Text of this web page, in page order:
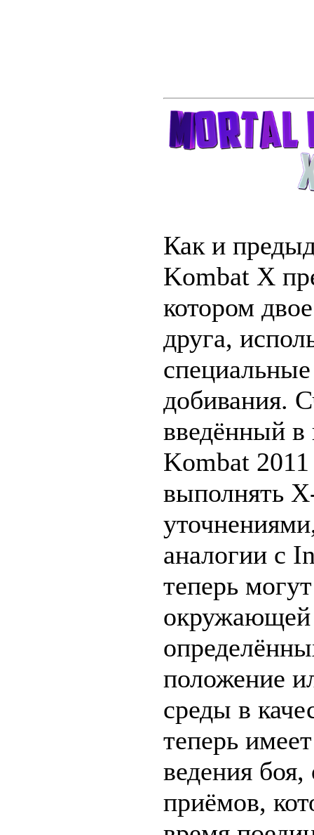
Как и
Kombat X
котором
друга,
добивания.
введённый
Kombat 2011
выполнять
аналогии с
теперь
окружающей
положение
среды в
теперь
ведения
приёмов,